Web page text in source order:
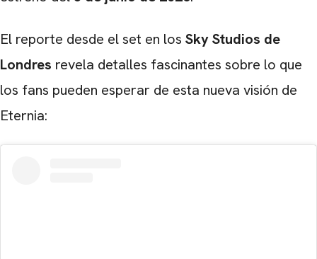
El reporte desde el set en los Sky Studios de
Londres revela detalles fascinantes sobre lo que
los fans pueden esperar de esta nueva visión de
Eternia: